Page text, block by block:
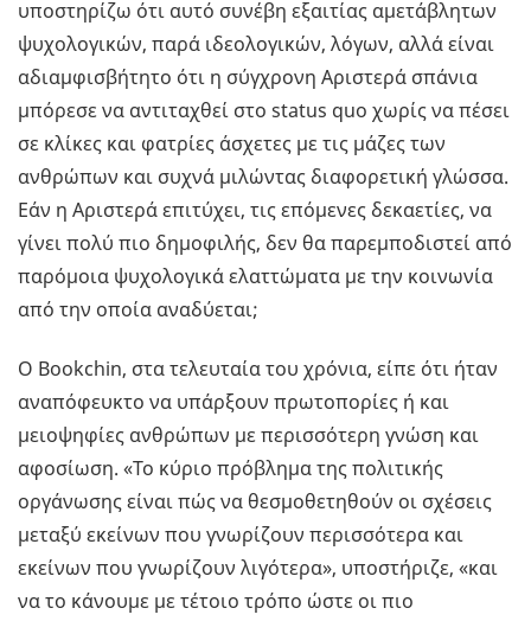
υποστηρίζω ότι αυτό συνέβη εξαιτίας αμετάβλητων
ψυχολογικών, παρά ιδεολογικών, λόγων, αλλά είναι
αδιαμφισβήτητο ότι η σύγχρονη Αριστερά σπάνια
μπόρεσε να αντιταχθεί στο status quo χωρίς να πέσει
σε κλίκες και φατρίες άσχετες με τις μάζες των
ανθρώπων και συχνά μιλώντας διαφορετική γλώσσα.
Εάν η Αριστερά επιτύχει, τις επόμενες δεκαετίες, να
γίνει πολύ πιο δημοφιλής, δεν θα παρεμποδιστεί από
παρόμοια ψυχολογικά ελαττώματα με την κοινωνία
από την οποία αναδύεται;
Ο Bookchin, στα τελευταία του χρόνια, είπε ότι ήταν
αναπόφευκτο να υπάρξουν πρωτοπορίες ή και
μειοψηφίες ανθρώπων με περισσότερη γνώση και
αφοσίωση. «Το κύριο πρόβλημα της πολιτικής
οργάνωσης είναι πώς να θεσμοθετηθούν οι σχέσεις
μεταξύ εκείνων που γνωρίζουν περισσότερα και
εκείνων που γνωρίζουν λιγότερα», υποστήριζε, «και
να το κάνουμε με τέτοιο τρόπο ώστε οι πιο